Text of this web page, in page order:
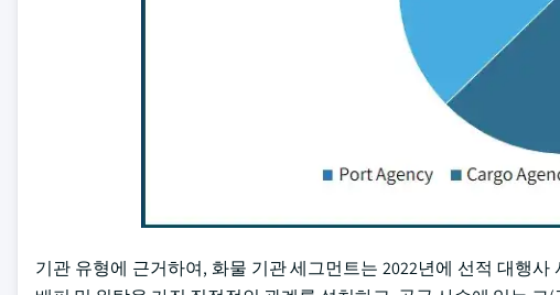
기관 유형에 근거하여, 화물 기관 세그먼트는 2022년에 선적 대행